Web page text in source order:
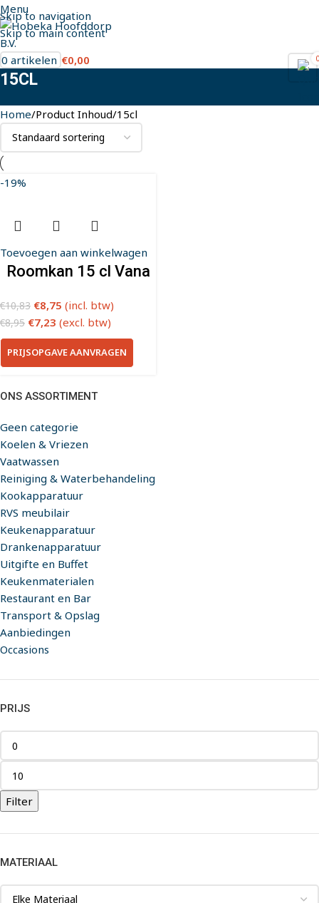
Skip to navigation
Skip to main content
Menu
0
0 artikelen €0,00
15CL
ONS ASSORTIMENT
Geen categorie
Koelen & Vriezen
Vaatwassen
Reiniging & Waterbehandeling
Kookapparatuur
RVS meubilair
Keukenapparatuur
Drankenapparatuur
Uitgifte en Buffet
Keukenmaterialen
Restaurant en Bar
Transport & Opslag
Aanbiedingen
Occasions
PRIJS
Filter
MATERIAAL
Home Product Inhoud 15cl
-19%
Toevoegen aan winkelwagen
Roomkan 15 cl Vana
€10,83 €8,75 (incl. btw)
€8,95 €7,23 (excl. btw)
PRIJSOPGAVE AANVRAGEN